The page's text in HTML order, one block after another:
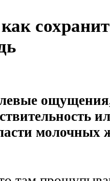
молочных